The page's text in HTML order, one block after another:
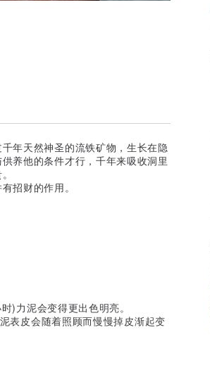
年天然神圣的流铁矿物，生长在隐
养他的条件才行，千年来吸收洞里
招财的作用。
)力泥会变得更出色明亮。
表皮会随着照顾而慢慢掉皮渐起变